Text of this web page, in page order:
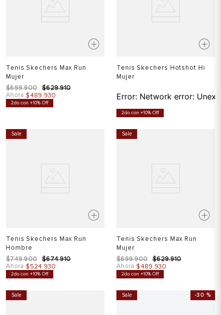
Tenis Skechers Max Run
Mujer
$699.900 $629.910
Ahora $489.930
2do con +10% Off
Tenis Skechers Hotshot Hi
Mujer
Error: Network error:
2do con +10% Off
Sale
Tenis Skechers Max Run
Hombre
$749.900 $674.910
Ahora $524.930
2do con +10% Off
Sale
Tenis Skechers Max Run
Mujer
$699.900 $629.910
Ahora $489.930
2do con +10% Off
Sale Sale -30 %